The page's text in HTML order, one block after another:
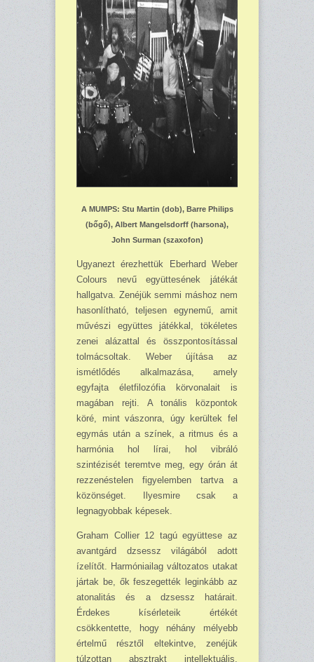
A MUMPS: Stu Martin (dob), Barre Philips
(bőgő), Albert Mangelsdorff (harsona),
John Surman (szaxofon)
Ugyanezt érezhettük Eberhard Weber
Colours nevű együttesének játékát
hallgatva. Zené­jük semmi máshoz nem
hasonlítható, teljesen egynemű, amit
művészi együttes já­tékkal, tö­kéletes
zenei alázattal és összpontosítással
tolmácsoltak. We­ber újítása az
ismétlődés alkalma­zása, amely
egyfajta életfilozófia körvonalait is
magában rejti. A to­nális központok
köré, mint vászon­ra, úgy kerültek fel
egymás után a színek, a ritmus és a
harmónia hol lírai, hol vibráló
szintézisét teremt­ve meg, egy órán át
rezzenéstelen figyelemben tartva a
közönséget. Ilyesmire csak a
legnagyobbak ké­pesek.
Graham Collier 12 tagú együttese az
avantgárd dzsessz világából adott
ízelítőt. Harmó­ni­a­ilag válto­zatos utakat
jártak be, ők feszeget­ték leginkább az
atonalitás és a dzsessz határait.
Érdekes kísérleteik értékét
csökkentette, hogy néhány mélyebb
értelmű résztől eltekintve, ze­néjük
túlzottan absztrakt intel­lektuális,